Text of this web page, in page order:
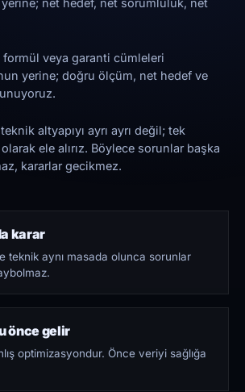
yerine; net hedef, net sorumluluk, net
formül veya garanti cümleleri
yerine; doğru ölçüm, net hedef ve
altyapıyı ayrı ayrı değil; tek
ele alırız. Böylece sorunlar başka
kararlar gecikmez.
karar
teknik aynı masada olunca sorunlar
önce gelir
optimizasyondur. Önce veriyi sağlığa